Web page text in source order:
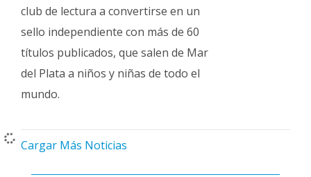
club de lectura a convertirse en un
sello independiente con más de 60
títulos publicados, que salen de Mar
del Plata a niños y niñas de todo el
mundo.
Cargar Más Noticias